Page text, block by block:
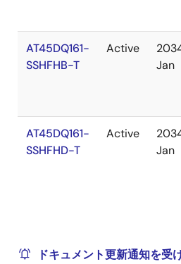
AT45DQ161-
SSHFHB-T
Active
Jan
AT45DQ161-
SSHFHD-T
Active
Jan
ドキュメント更新通知を受